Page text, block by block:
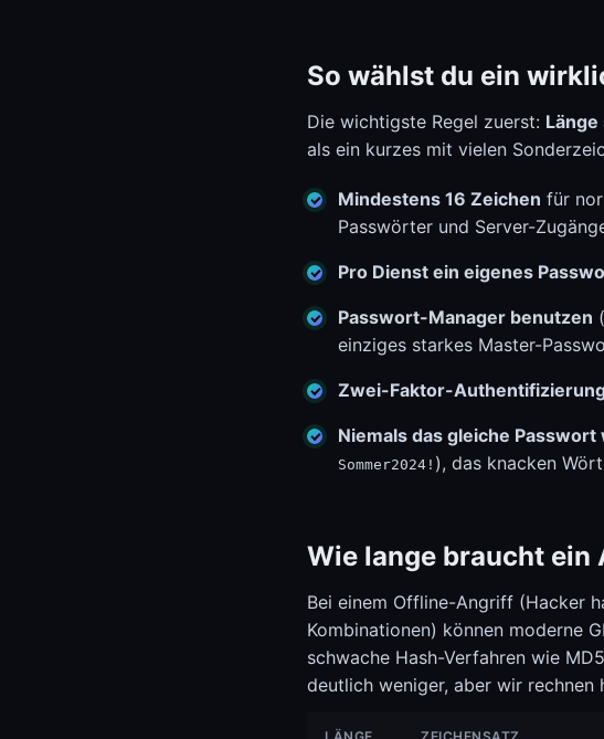
So wählst du ein
Die wichtigste Regel zuerst:
als ein kurzes mit vielen
Mindestens 16 Zeichen für
Passwörter und Server-
Pro Dienst ein eigenes
Passwort-Manager benutzen
einziges starkes Master-
Zwei-Faktor-
Niemals das gleiche
Sommer2024! ), das knacken
Wie lange braucht ein
Bei einem Offline-Angriff (Hacker
Kombinationen) können moderne
schwache Hash-Verfahren wie
deutlich weniger, aber wir rechnen